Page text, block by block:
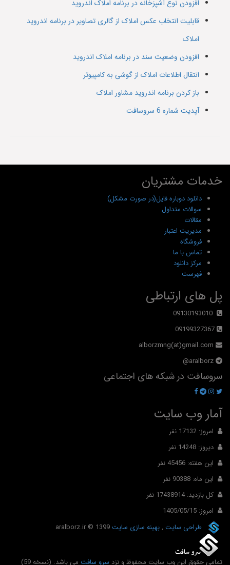
افزودن نوع آشپزخانه در برنامه املاک اندروید
قابلیت انتخاب عکس املاک از گالری تصاویر در برنامه اندروید
املاک
افزودن وضعیت سند در برنامه املاک اندروید
انتقال اطلاعات املاک از گوشی به کامپیوتر
باز کردن برنامه اندروید مشاور املاک
آپدیت شماره 6 سروسافت
خدمات مشتریان
دانلود دوباره فایل(در صورت مشکل)
سوالات متداول
مقالات
مدیریت اعتبار
فروشگاه
تماس با ما
مرکز دانلود
فهرست
پل های ارتباطی
09130193010
09199327367
alborzmng(at)gmail.com
aralborz@
سروسافت در شبکه های اجتماعی
آمار وب سایت
امروز: 17132 نفر
دیروز: 14248 نفر
این هفته: 45456 نفر
این ماه: 90388 نفر
کل بازدید: 17438914 نفر
امروز: 1405/05/15
طراحی سایت ,بهینه سازی سایت aralborz.ir © 1399
تمامی حقوق این وب سایت محفوظ و نزد سرو سافت می باشد. (نسخه 59)